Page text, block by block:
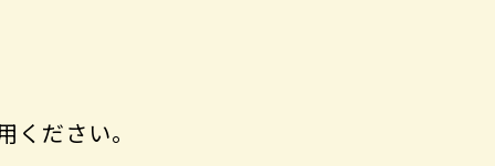
ください。